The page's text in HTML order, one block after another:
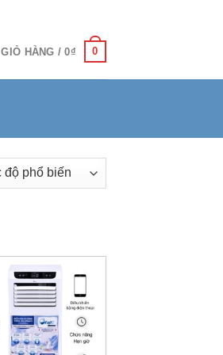
GIỎ HÀNG /0₫ 0